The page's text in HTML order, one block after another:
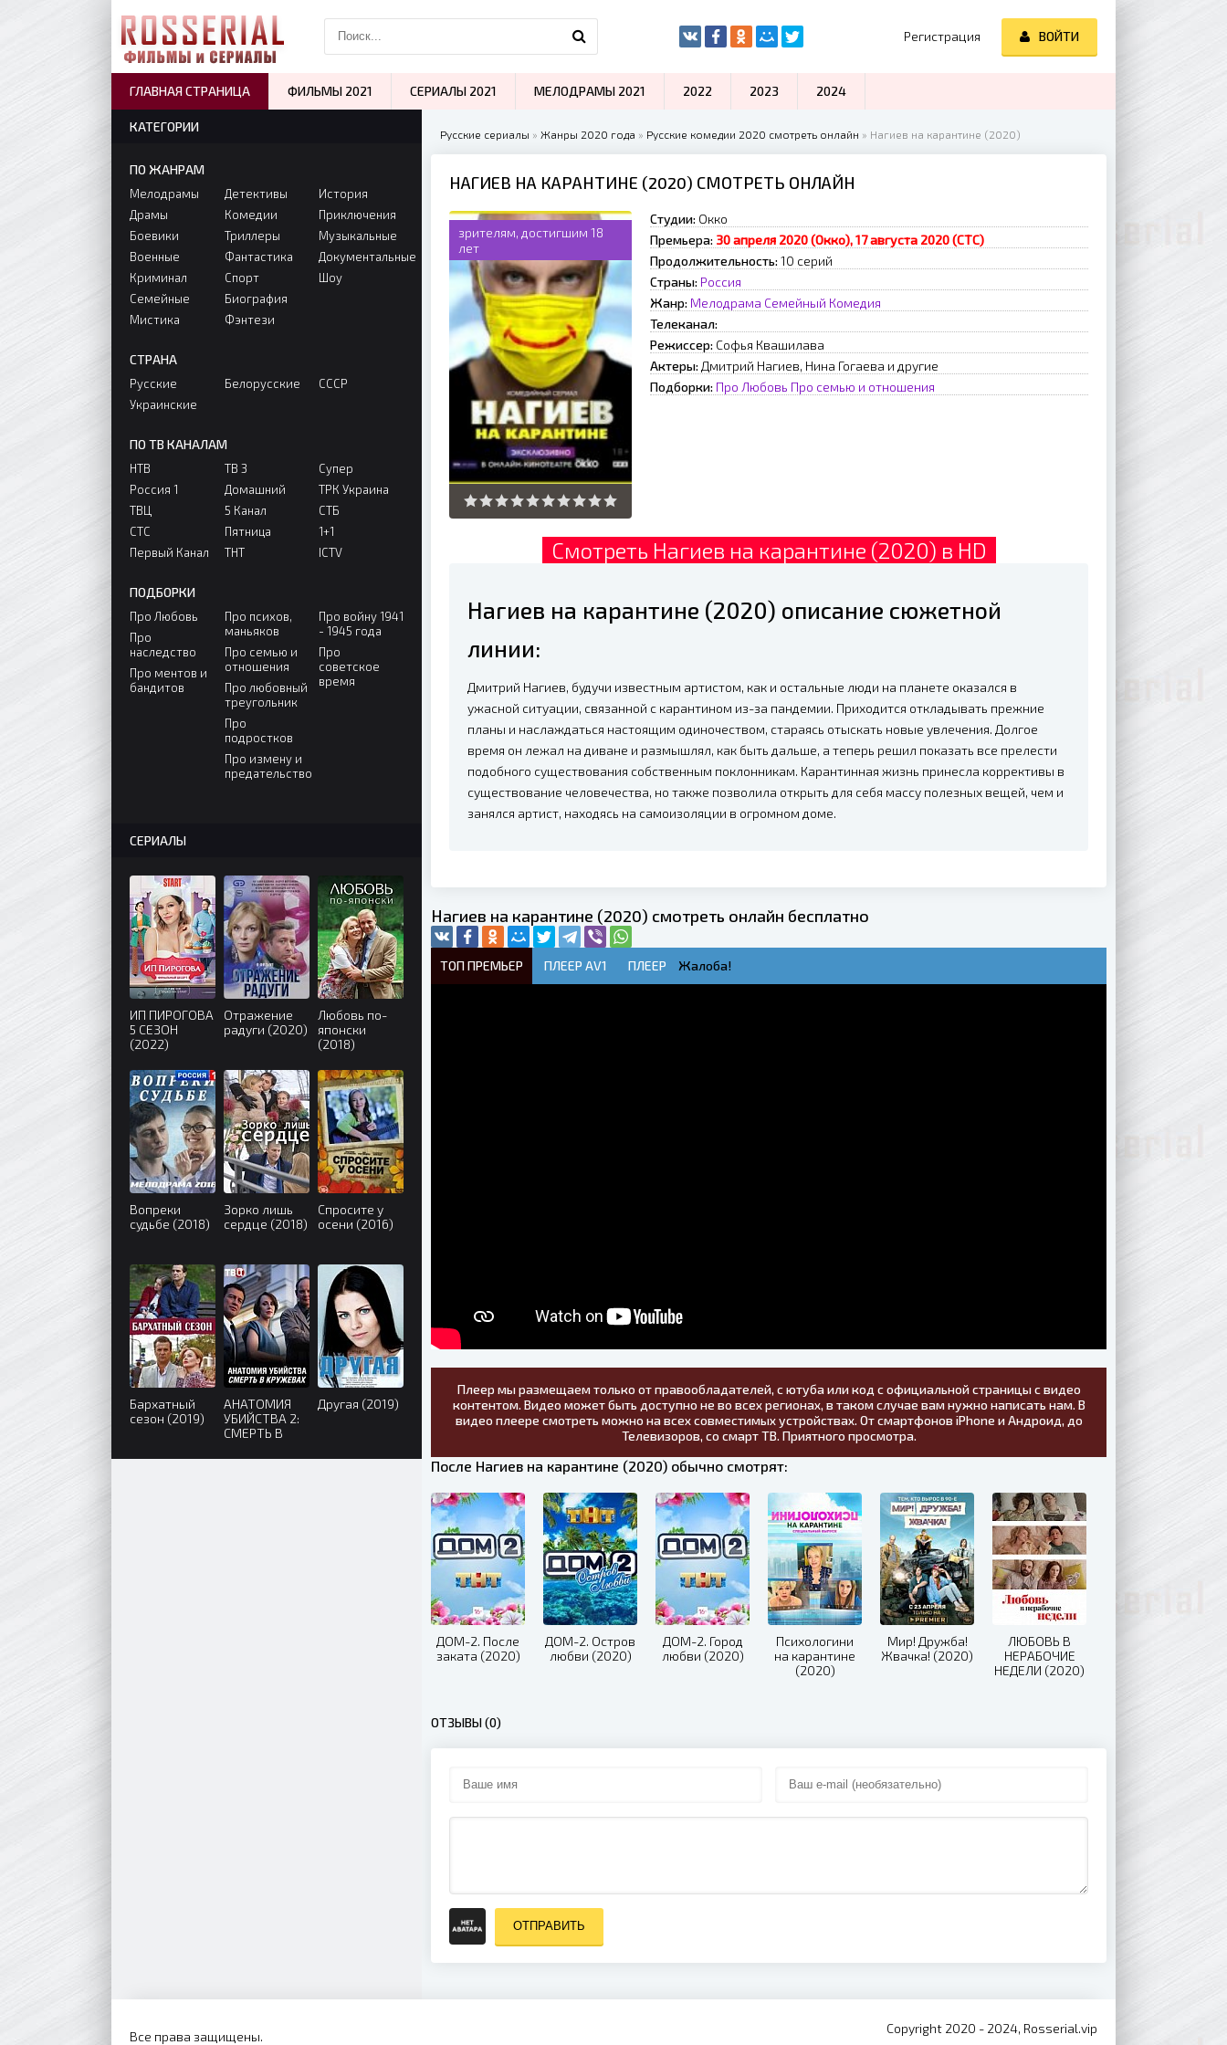
Русские сериалы » Жанры 2020 года » Русские комедии 2020 смотреть онлайн » Нагиев на карантине (2020)
НАГИЕВ НА КАРАНТИНЕ (2020) СМОТРЕТЬ ОНЛАЙН
зрителям, достигшим 18
лет
Студии: Окко
Премьера: 30 апреля 2020 (Окко), 17 августа 2020 (СТС)
Продолжительность: 10 серий
Страны: Россия
Жанр: Мелодрама Семейный Комедия
Телеканал:
Режиссер: Софья Квашилава
Актеры: Дмитрий Нагиев, Нина Гогаева и другие
Подборки: Про Любовь Про семью и отношения
Смотреть Нагиев на карантине (2020) в HD
Нагиев на карантине (2020) описание сюжетной
линии:
Дмитрий Нагиев, будучи известным артистом, как и остальные люди на планете оказался в
ужасной ситуации, связанной с карантином из-за пандемии. Приходится откладывать прежние
планы и наслаждаться настоящим одиночеством, стараясь отыскать новые увлечения. Долгое
время он лежал на диване и размышлял, как быть дальше, а теперь решил показать все прелести
подобного существования собственным поклонникам. Карантинная жизнь принесла коррективы в
существование человечества, но также позволила открыть для себя массу полезных вещей, чем и
занялся артист, находясь на самоизоляции в огромном доме.
Нагиев на карантине (2020) смотреть онлайн бесплатно
ТОП ПРЕМЬЕР ПЛЕЕР AV1 ПЛЕЕР Жалоба!
Плеер мы размещаем только от правообладателей, с ютуба или код с официальной страницы с видео
контентом. Видео может быть доступно не во всех регионах, в таком случае вам нужно написать нам. В
видео плеере смотреть можно на всех совместимых устройствах. От смартфонов iPhone и Андроид, до
Телевизоров, со смарт ТВ. Приятного просмотра.
После Нагиев на карантине (2020) обычно смотрят:
ДОМ-2. После
заката (2020)
ДОМ-2. Остров
любви (2020)
ДОМ-2. Город
любви (2020)
Психологини
на карантине
(2020)
Мир! Дружба!
Жвачка! (2020)
ЛЮБОВЬ В
НЕРАБОЧИЕ
НЕДЕЛИ (2020)
ОТЗЫВЫ (0)
ОТПРАВИТЬ
КАТЕГОРИИ
ПО ЖАНРАМ
Мелодрамы
Драмы
Боевики
Военные
Криминал
Семейные
Мистика
Детективы
Комедии
Триллеры
Фантастика
Спорт
Биография
Фэнтези
История
Приключения
Музыкальные
Документальные
Шоу
СТРАНА
Русские
Украинские
Белорусские СССР
ПО ТВ КАНАЛАМ
НТВ
Россия 1
ТВЦ
СТС
Первый Канал
ТВ 3
Домашний
5 Канал
Пятница
ТНТ
Супер
ТРК Украина
СТБ
1+1
ICTV
ПОДБОРКИ
Про Любовь
Про
наследство
Про ментов и
бандитов
Про психов,
маньяков
Про семью и
отношения
Про любовный
треугольник
Про
подростков
Про измену и
предательство
Про войну 1941
- 1945 года
Про
советское
время
СЕРИАЛЫ
ИП ПИРОГОВА
5 СЕЗОН
(2022)
Отражение
радуги (2020)
Любовь по-
японски
(2018)
Вопреки
судьбе (2018)
Зорко лишь
сердце (2018)
Спросите у
осени (2016)
Бархатный
сезон (2019)
АНАТОМИЯ
УБИЙСТВА 2:
СМЕРТЬ В
(2019)
Другая (2019)
Регистрация ВОЙТИ
ГЛАВНАЯ СТРАНИЦА ФИЛЬМЫ 2021 СЕРИАЛЫ 2021 МЕЛОДРАМЫ 2021 2022 2023 2024
Все права защищены.
Copyright 2020 - 2024, Rosserial.vip